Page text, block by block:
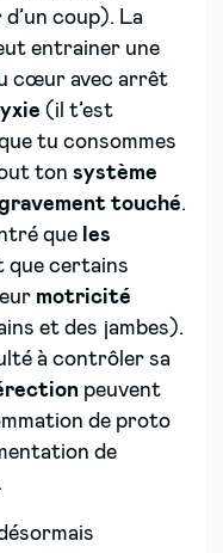
coup). La
entrainer une
cœur avec arrêt
(il t’est
tu consommes
ton système
touché.
que les
que certains
motricité
et des jambes).
à contrôler sa
peuvent
de proto
de
.